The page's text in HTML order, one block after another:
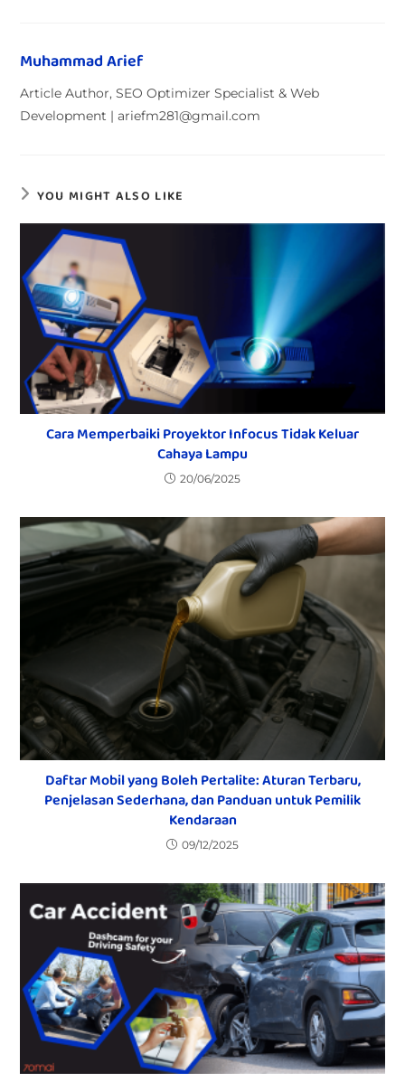
Muhammad Arief
Article Author, SEO Optimizer Specialist & Web
Development | ariefm281@gmail.com
YOU MIGHT ALSO LIKE
Cara Memperbaiki Proyektor Infocus Tidak Keluar
Cahaya Lampu
20/06/2025
Daftar Mobil yang Boleh Pertalite: Aturan Terbaru,
Penjelasan Sederhana, dan Panduan untuk Pemilik
Kendaraan
09/12/2025